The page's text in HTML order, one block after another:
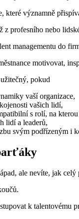
které významně
profesního nebo
managementu do
motivovat,
pokud
vaší organizace,
vašich lidí,
s rolí, na
lidí a leaderů,
svým podřízeným i
ale nevíte, jak celý
k talentovému